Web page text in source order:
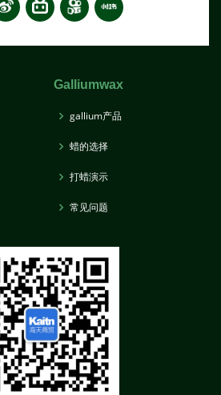
Galliumwax
gallium产品
蜡的选择
打蜡演示
常见问题